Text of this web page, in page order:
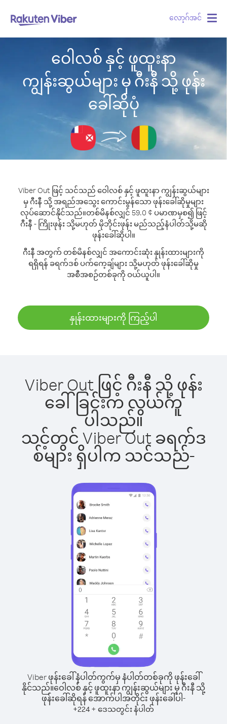
လော့ဂ်အင်
ဝေါလစ် နှင့် ဖူထူးနာ
ကျွန်းဆွယ်များ မှ ဂီးနီ သို့ ဖုန်း
ခေါ်ဆိုပုံ
Viber Out ဖြင့် သင်သည် ဝေါလစ် နှင့် ဖူထူးနာ ကျွန်းဆွယ်များ
မှ ဂီးနီ သို့ အရည်အသွေး ကောင်းမွန်သော ဖုန်းခေါ်ဆိုမှုများ
လုပ်ဆောင်နိုင်သည်။တစ်မိနစ်လျှင် 59.0 ¢ ပမာဏမှစ၍ ဖြင့်
ဂီးနီ - ကြိုးဖုန်း သို့မဟုတ် မိုဘိုင်းဖုန်း မည်သည့်နံပါတ်သို့မဆို
ဖုန်းခေါ်ဆိုပါ။
ဂီးနီ အတွက် တစ်မိနစ်လျှင် အကောင်းဆုံး နှုန်းထားများကို
ရရှိရန် ခရက်ဒစ် ပက်ကေ့ချ်များ သို့မဟုတ် ဖုန်းခေါ်ဆိုမှု
အစီအစဉ်တစ်ခုကို ဝယ်ယူပါ။
နှုန်းထားများကို ကြည့်ပါ
Viber Out ဖြင့် ဂီးနီ သို့ ဖုန်း
ခေါ်ခြင်းက လွယ်ကူ
ပါသည်။
သင့်တွင် Viber Out ခရက်ဒ
စ်များ ရှိပါက သင်သည်-
Viber ဖုန်းခေါ်နံပါတ်ကွက်မှ နံပါတ်တစ်ခုကို ဖုန်းခေါ်
နိုင်သည်။ဝေါလစ် နှင့် ဖူထူးနာ ကျွန်းဆွယ်များ မှ ဂီးနီ သို့
ဖုန်းခေါ်ဆိုရန် အောက်ပါအတိုင်း ဖုန်းခေါ်ပါ-
+224 + ဒေသတွင်း နံပါတ်